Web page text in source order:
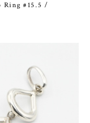
Ring #15.5 /